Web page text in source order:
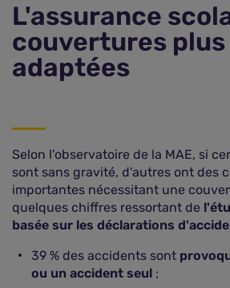
L'assurance
couvertures plus
adaptées
Selon l'observatoire de la MAE, si
sont sans gravité, d'autres ont des
importantes nécessitant une
quelques chiffres ressortant de
basée sur les déclarations
39 % des accidents sont
ou un accident seul ;